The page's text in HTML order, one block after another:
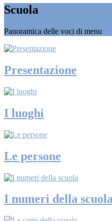
Scuola
Panoramica delle voci di menu
Presentazione
I luoghi
Le persone
I numeri della